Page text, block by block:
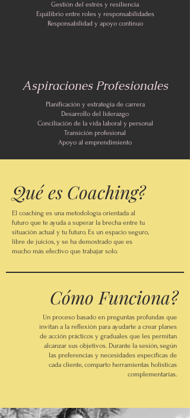
Gestión del estrés y resiliencia
Equilibrio entre roles y responsabilidades
Responsabilidad y apoyo continuo
Aspiraciones Profesionales
Planificación y estrategia de carrera
Desarrollo del liderazgo
Conciliación de la vida laboral y personal
Transición profesional
Apoyo al emprendimiento
Qué es Coaching?
El coaching es una metodología orientada al
futuro que te ayuda a superar la brecha entre tu
situación actual y tu futuro. Es un espacio seguro,
libre de juicios, y se ha demostrado que es
mucho más efectivo que trabajar solo.
Cómo Funciona?
Un proceso basado en preguntas profundas que
invitan a la reflexión para ayudarte a crear planes
de acción prácticos y graduales que les permitan
alcanzar sus objetivos. Durante la sesión, según
las preferencias y necesidades específicas de
cada cliente, comparto herramientas holisticas
complementarias.